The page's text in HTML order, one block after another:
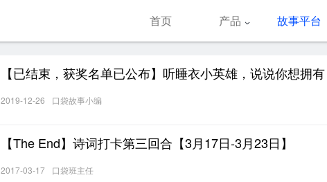
首页 产品 故事平台
【已结束，获奖名单已公布】听睡衣小英雄，说说你想拥有
什么超能力~
2019-12-26 口袋故事小编
【The End】诗词打卡第三回合【3月17日-3月23日】
2017-03-17 口袋班主任